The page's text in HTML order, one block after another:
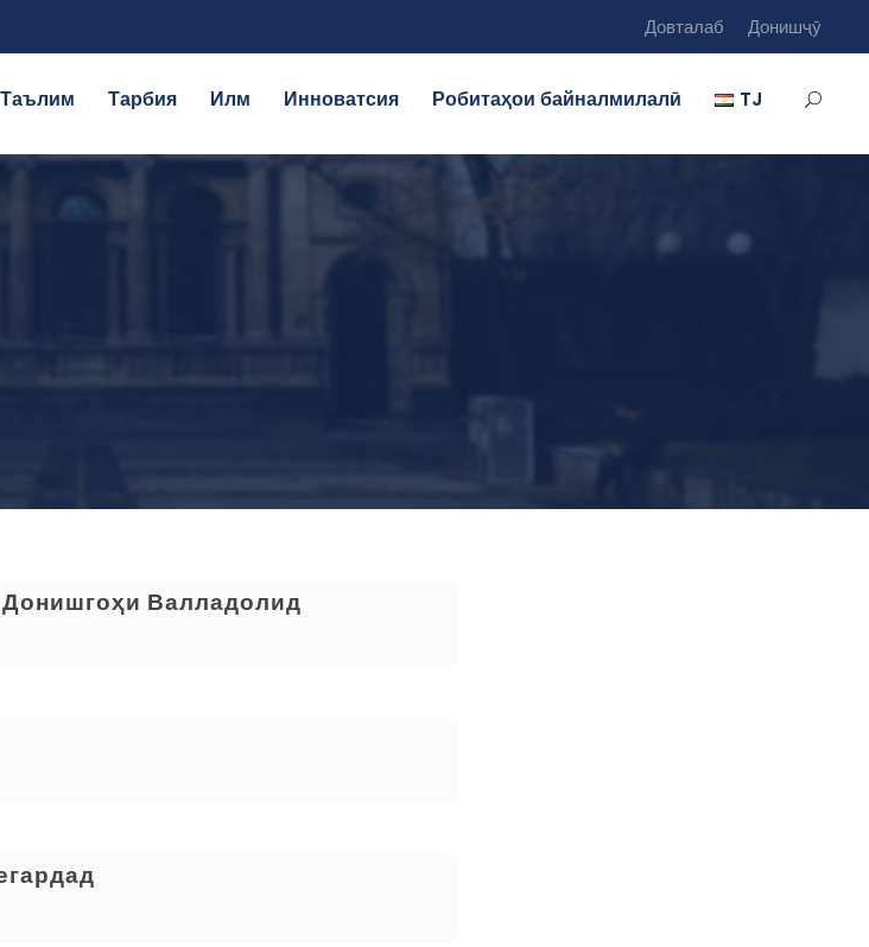
Довталаб Донишҷӯ
Таълим Тарбия Илм Инноватсия Робитаҳои байналмилалӣ TJ
Донишгоҳи Валладолид